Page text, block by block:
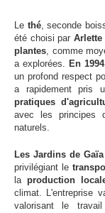
Le thé, seconde
été choisi par Arlette
plantes, comme
a explorées. En
un profond respect
a rapidement pris
pratiques
avec les principes
naturels.
Les Jardins de Gaïa
privilégiant le
la production
climat. L'entreprise
valorisant le